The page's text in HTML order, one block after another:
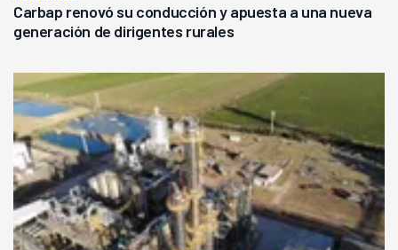
Carbap renovó su conducción y apuesta a una nueva
generación de dirigentes rurales